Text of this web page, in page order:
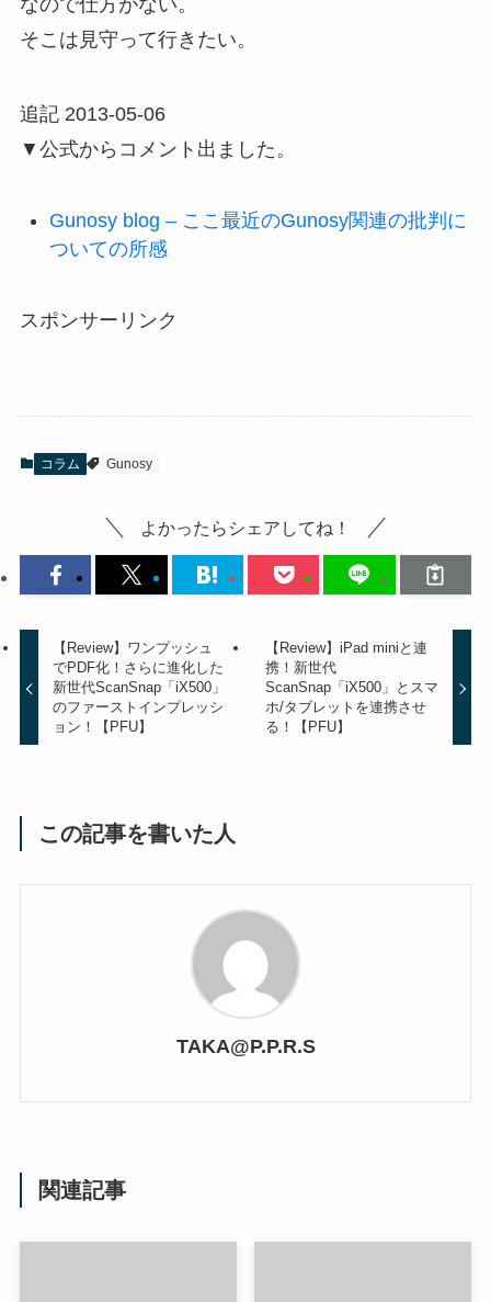
なので仕方がない。
そこは見守って行きたい。
追記 2013-05-06
▼公式からコメント出ました。
Gunosy blog – ここ最近のGunosy関連の批判に
ついての所感
スポンサーリンク
コラム Gunosy
よかったらシェアしてね！
【Review】ワンプッシュ
でPDF化！さらに進化した
新世代ScanSnap「iX500」
のファーストインプレッシ
ョン！【PFU】
【Review】iPad miniと連
携！新世代
ScanSnap「iX500」とスマ
ホ/タブレットを連携させ
る！【PFU】
この記事を書いた人
TAKA@P.P.R.S
関連記事